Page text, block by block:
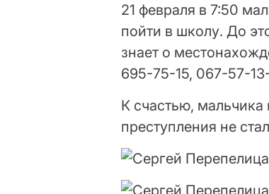
21 февраля в 7:50
пойти в школу. До
знает о
695-75-15, 067-57-
К счастью,
преступления не